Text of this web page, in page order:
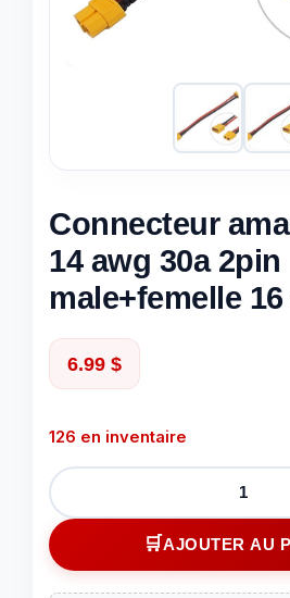
Connecteur
14 awg 30a 2pin
male+femelle
6.99 $
126 en inventaire
quantité
de
Connecteur
amass
AJOUTER AU